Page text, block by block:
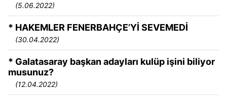
(5.06.2022)
* HAKEMLER FENERBAHÇE’Yİ SEVEMEDİ
(30.04.2022)
* Galatasaray başkan adayları kulüp işini biliyor
musunuz?
(12.04.2022)